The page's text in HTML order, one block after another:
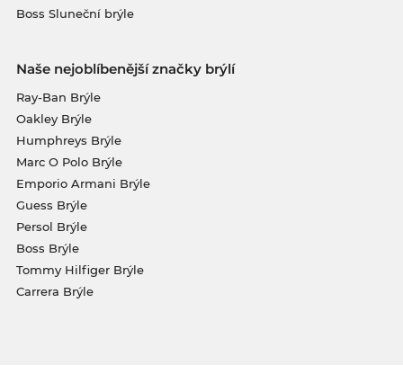
Boss Sluneční brýle
Naše nejoblíbenější značky brýlí
Ray-Ban Brýle
Oakley Brýle
Humphreys Brýle
Marc O Polo Brýle
Emporio Armani Brýle
Guess Brýle
Persol Brýle
Boss Brýle
Tommy Hilfiger Brýle
Carrera Brýle